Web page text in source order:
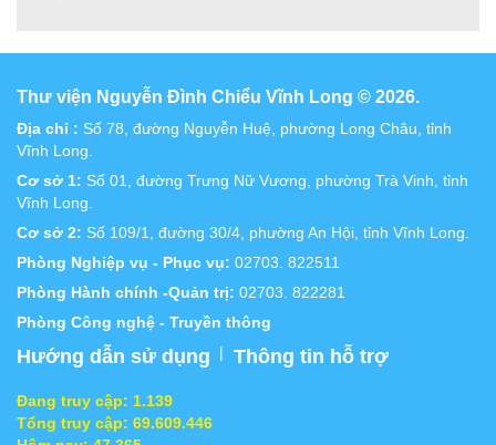
Thư viện Nguyễn Đình Chiểu Vĩnh Long © 2026.
Địa chỉ : Số 78, đường Nguyễn Huệ, phường Long Châu, tỉnh
Vĩnh Long.
Cơ sở 1: Số 01, đường Trưng Nữ Vương, phường Trà Vinh, tỉnh
Vĩnh Long.
Cơ sở 2: Số 109/1, đường 30/4, phường An Hội, tỉnh Vĩnh Long.
Phòng Nghiệp vụ - Phục vụ: 02703. 822511
Phòng Hành chính -Quản trị: 02703. 822281
Phòng Công nghệ - Truyền thông
Hướng dẫn sử dụng | Thông tin hỗ trợ
Đang truy cập: 1.139
Tổng truy cập: 69.609.446